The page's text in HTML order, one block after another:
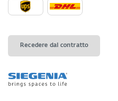
Recedere dal contratto